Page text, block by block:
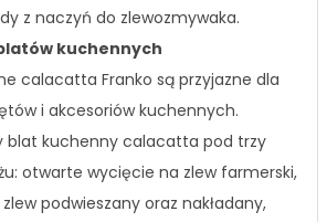
z naczyń do zlewozmywaka.
kuchennych
calacatta Franko są przyjazne dla
i akcesoriów kuchennych.
blat kuchenny calacatta pod trzy
otwarte wycięcie na zlew farmerski,
podwieszany oraz nakładany,